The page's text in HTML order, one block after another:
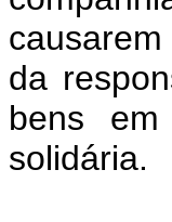
da
bens em
solidária.